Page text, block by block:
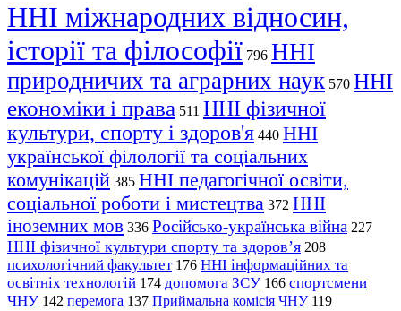
ННІ міжнародних відносин,
історії та філософії 796 ННІ
природничих та аграрних наук 570 ННІ
економіки і права 511 ННІ фізичної
культури, спорту і здоров'я 440 ННІ
української філології та соціальних
комунікацій 385 ННІ педагогічної освіти,
соціальної роботи і мистецтва 372 ННІ
іноземних мов 336 Російсько-українська війна 227
ННІ фізичної культури спорту та здоров’я 208
психологічний факультет 176 ННІ інформаційних та
освітніх технологій 174 допомога ЗСУ 166 спортсмени
ЧНУ 142 перемога 137 Приймальна комісія ЧНУ 119